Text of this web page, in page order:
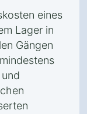
eines
Lager in
Gängen